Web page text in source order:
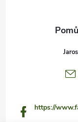
https://